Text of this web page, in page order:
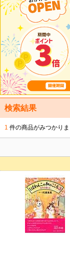
検索結果
1 件の商品がみつかり